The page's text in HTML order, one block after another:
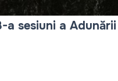
sesiuni a Adunării